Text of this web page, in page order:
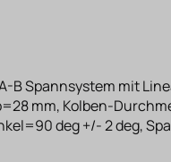
B Spannsystem mit
mm, Kolben-
deg +/- 2 deg,